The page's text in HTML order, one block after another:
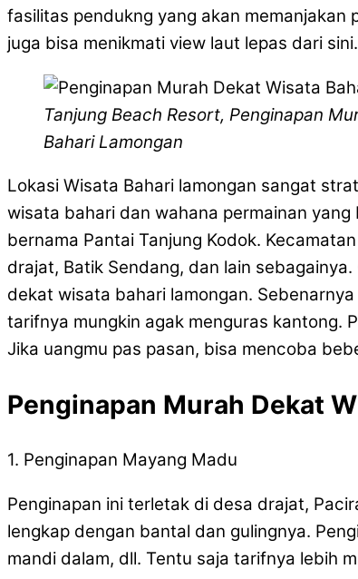
fasilitas pendukng yang akan memanjakan
juga bisa menikmati view laut lepas dari sini.
Tanjung Beach Resort, Penginapan
Bahari Lamongan
Lokasi Wisata Bahari lamongan sangat
wisata bahari dan wahana permainan
bernama Pantai Tanjung Kodok.
drajat, Batik Sendang, dan lain
dekat wisata bahari lamongan.
tarifnya mungkin agak menguras kantong.
Jika uangmu pas pasan, bisa mencoba
Penginapan Murah Dekat
1. Penginapan Mayang Madu
Penginapan ini terletak di desa drajat,
lengkap dengan bantal dan gulingnya.
mandi dalam, dll. Tentu saja tarifnya lebih